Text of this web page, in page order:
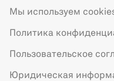
Мы используем
Политика
Пользовательское
Юридическая